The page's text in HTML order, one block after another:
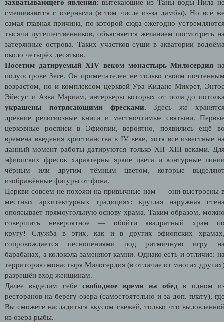
захватывающего явления: вытекающие из Таны воды Нила
смешиваются с озёрными (в том числе из-за дамбы). Но всё
самая главная причина, по которой сюда ежегодно
тысячи путешественников, объясняется желанием посмотреть
затерянные острова. Таких участков суши в акватории
около четырёх десятков.
Посетим датируемый XIV веком монастырь Милосердия
полуострове Зеге. Он примечателен не только своим
возрастом, но и комплексом церквей Ура Кидане Михрет,
Эйесус и Азва Мариам, интерьеры которых от пола до
украшены потрясающими фресками. Здесь же
древние религиозные книги и местночтимые святыни.
церковные росписи в Эфиопии, вероятно, появились ещё
времена введения христианства в IV веке, хотя все известные
данный момент работы датируются только XII–XIII веками.
эфиопских фресок характерны яркие цвета и контурные
чёрным или другим тёмным цветом, которые
изображённые фигуры от фона.
Церкви совсем не похожи на привычные нам — они выстроены
местных архитектурных традициях: круглая наружная
опоясывает прямоугольную основу храма. Таким образом,
совершить невероятное — обойти квадратный храм
кругу! Служба в этих, как и в других эфиопских
сопровождается песнопениями под ритмичную игру
барабанах, а колокола заменяют камни. Однако есть и отличие:
территорию монастыря Милосердия (в отличие от многих
разрешён вход женщинам.
Далее выделим себе свободное время на обед в одном
ресторанов на берегу озера (самостоятельно и за доп. плату),
Вы сможете насладиться вкусом свежей, только что
из озера рыбы.